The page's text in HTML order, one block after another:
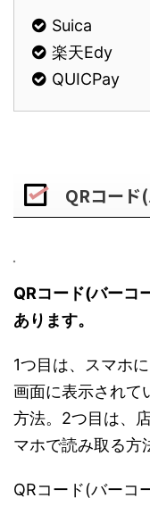
Suica
楽天Edy
QUICPay
QRコード
QRコード(バーコ
あります。
1つ目は、スマホ
画面に表示されて
方法。2つ目は、
マホで読み取る方
QRコード(バーコ